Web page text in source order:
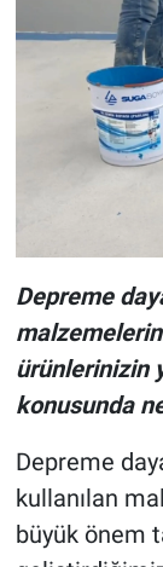
Depreme
ürünlerinizin
konusunda
Depreme
kullanılan
büyük önem